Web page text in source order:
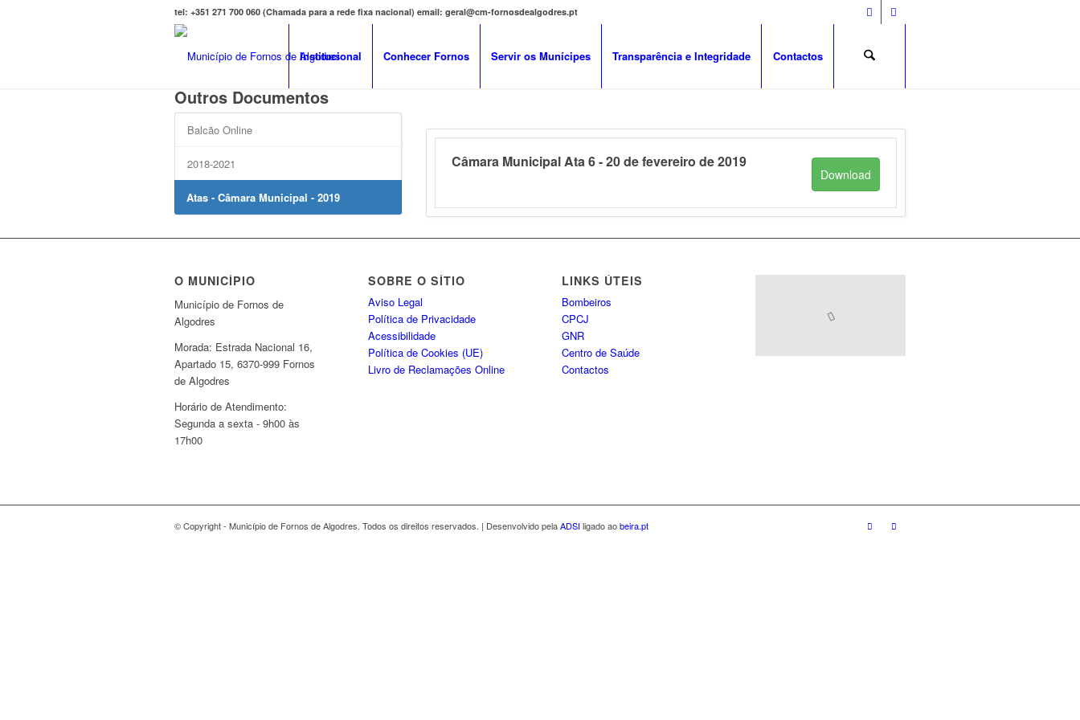
tel: +351 271 700 060 (Chamada para a rede fixa nacional) email: geral@cm-fornosdealgodres.pt
Institucional Conhecer Fornos Servir os Munícipes Transparência e Integridade Contactos
Outros Documentos
Balcão Online
2018-2021
Atas - Câmara Municipal - 2019
Câmara Municipal Ata 6 - 20 de fevereiro de 2019
Download
O MUNICÍPIO
Município de Fornos de
Algodres
Morada: Estrada Nacional 16,
Apartado 15, 6370-999 Fornos
de Algodres
Horário de Atendimento:
Segunda a sexta - 9h00 às
17h00
SOBRE O SÍTIO
Aviso Legal
Política de Privacidade
Acessibilidade
Política de Cookies (UE)
Livro de Reclamações Online
LINKS ÚTEIS
Bombeiros
CPCJ
GNR
Centro de Saúde
Contactos
© Copyright - Município de Fornos de Algodres. Todos os direitos reservados. | Desenvolvido pelaADSIligado aobeira.pt